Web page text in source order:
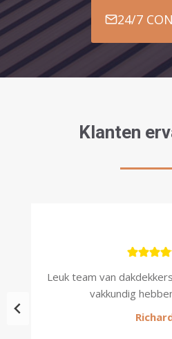
24/7
Klanten
Leuk team van
vakkundig